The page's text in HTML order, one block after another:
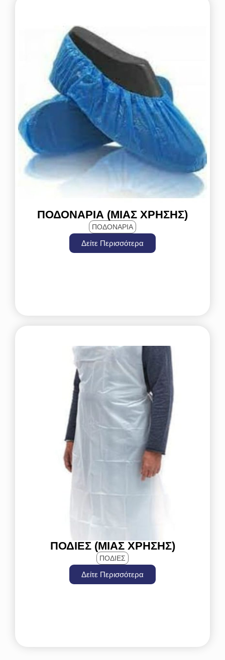
ΠΟΔΟΝΆΡΙΑ (ΜΙΑΣ ΧΡΉΣΗΣ)
ΠΟΔΟΝΑΡΙΑ
Δείτε Περισσότερα
ΠΟΔΙΈΣ (ΜΙΑΣ ΧΡΉΣΗΣ)
ΠΟΔΙΕΣ
Δείτε Περισσότερα